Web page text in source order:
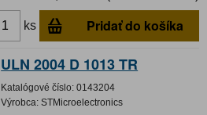
ks Pridať do košíka
ULN 2004 D 1013 TR
Katalógové číslo: 0143204
Výrobca: STMicroelectronics